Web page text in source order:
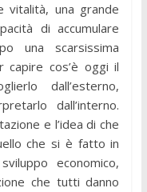
vitalità, una grande
di accumulare
una scarsissima
capire cos’è oggi il
dall’esterno,
dall’interno.
e l’idea di che
che si è fatto in
economico,
che tutti danno